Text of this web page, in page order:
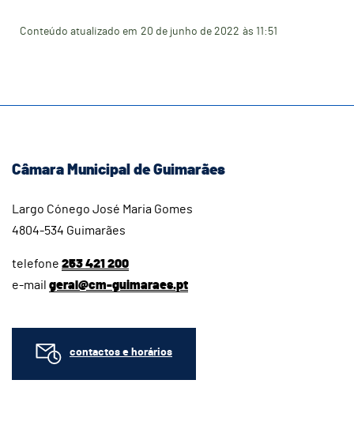
Conteúdo atualizado em 20 de junho de 2022 às 11:51
Câmara Municipal de Guimarães
Largo Cónego José Maria Gomes
4804-534 Guimarães
telefone 253 421 200
e-mail geral@cm-guimaraes.pt
contactos e horários